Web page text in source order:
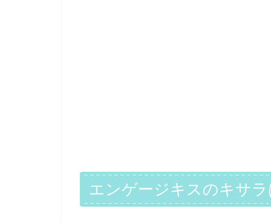
エンゲージキスのキサ